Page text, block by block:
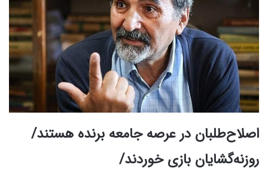
اصلاح‌طلبان در عرصه جامعه برنده هستند/
روزنه‌گشایان بازی خوردند/